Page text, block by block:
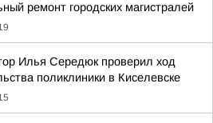
ремонт городских магистралей
Илья Середюк проверил ход
поликлиники в Киселевске